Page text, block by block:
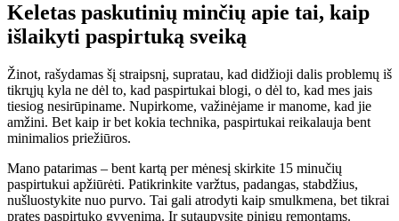
Keletas paskutinių minčių apie tai, kaip
išlaikyti paspirtuką sveiką
Žinot, rašydamas šį straipsnį, supratau, kad didžioji dalis problemų iš
tikrųjų kyla ne dėl to, kad paspirtukai blogi, o dėl to, kad mes jais
tiesiog nesirūpiname. Nupirkome, važinėjame ir manome, kad jie
amžini. Bet kaip ir bet kokia technika, paspirtukai reikalauja bent
minimalios priežiūros.
Mano patarimas – bent kartą per mėnesį skirkite 15 minučių
paspirtukui apžiūrėti. Patikrinkite varžtus, padangas, stabdžius,
nušluostykite nuo purvo. Tai gali atrodyti kaip smulkmena, bet tikrai
pratęs paspirtuko gyvenimą. Ir sutaupysite pinigų remontams.